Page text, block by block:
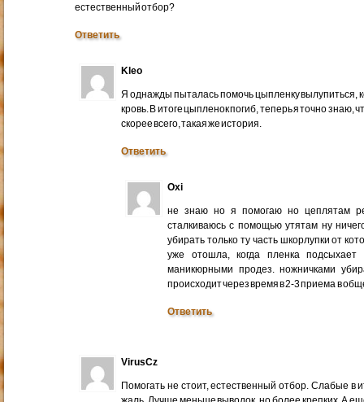
естественный отбор?
Ответить
Kleo
Я однажды пыталась помочь цыпленку вылупиться,
кровь. В итоге цыпленок погиб, теперь я точно знаю,
скорее всего, такая же история.
Ответить
Oxi
не знаю но я помогаю но цеплятам
сталкиваюсь с помощью утятам ну
убирать только ту часть шкорлупки от
уже отошла, когда пленка
маникюрными продез. ножничками
происходит через время в 2-3 приема в
Ответить
VirusCz
Помогать не стоит, естественный отбор. Слабые в